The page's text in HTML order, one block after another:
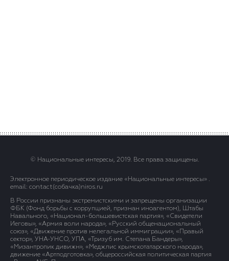
© Национальные интересы, 2019. Все права защищены.
Электронное периодическое издание «Национальные интересы» .
email: contact(сoбaчка)niros.ru
В России признаны экстремистскими и запрещены организации
ФБК (Фонд борьбы с коррупцией, признан иноагентом), Штабы
Навального, «Национал-большевистская партия», «Свидетели
Иеговы», «Армия воли народа», «Русский общенациональный
союз», «Движение против нелегальной иммиграции», «Правый
сектор», УНА-УНСО, УПА, «Тризуб им. Степана Бандеры»,
«Мизантропик дивижн», «Меджлис крымскотатарского народа»,
движение «Артподготовка», общероссийская политическая партия